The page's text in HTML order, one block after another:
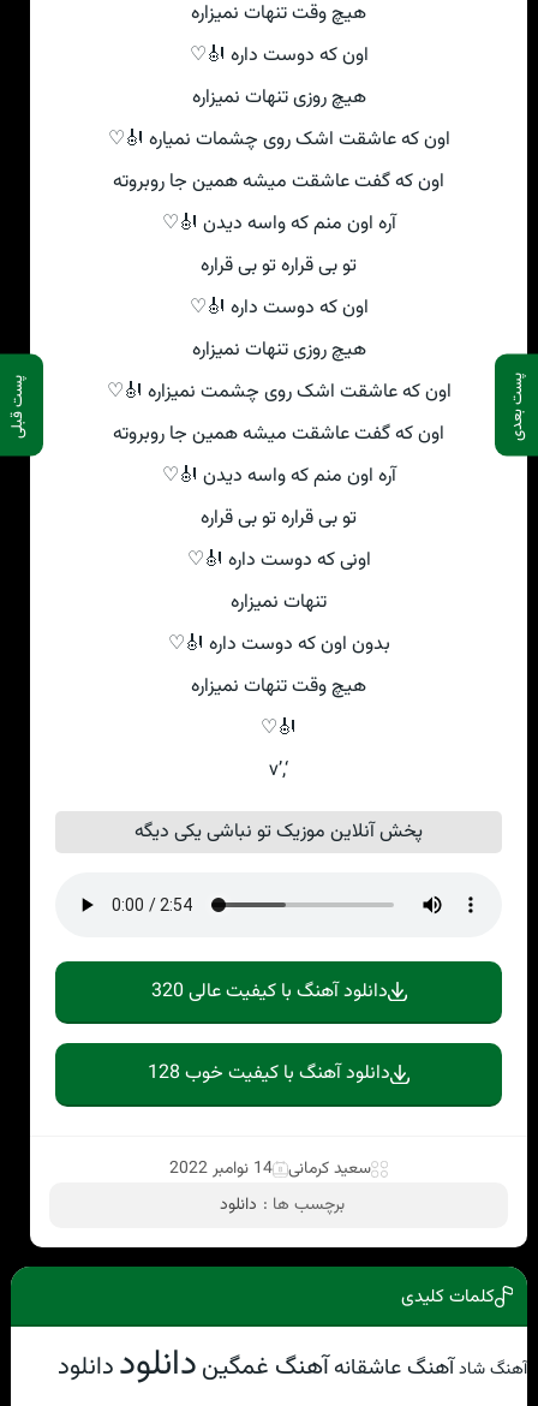
پست بعدی پست قبلی
هیچ وقت تنهات نمیزاره
اون که دوست داره 🎻♡
هیچ روزی تنهات نمیزاره
اون که عاشقت اشک روی چشمات نمیاره 🎻♡
اون که گفت عاشقت میشه همین جا روبروته
آره اون منم که واسه دیدن 🎻♡
تو بی قراره تو بی قراره
اون که دوست داره 🎻♡
هیچ روزی تنهات نمیزاره
اون که عاشقت اشک روی چشمت نمیزاره 🎻♡
اون که گفت عاشقت میشه همین جا روبروته
آره اون منم که واسه دیدن 🎻♡
تو بی قراره تو بی قراره
اونی که دوست داره 🎻♡
تنهات نمیزاره
بدون اون که دوست داره 🎻♡
هیچ وقت تنهات نمیزاره
🎻♡
‘,’v
پخش آنلاین موزیک تو نباشی یکی دیگه
دانلود آهنگ با کیفیت عالی 320
دانلود آهنگ با کیفیت خوب 128
سعید کرمانی 14 نوامبر 2022
برچسب ها : دانلود
کلمات کلیدی
آهنگ شادآهنگ عاشقانهآهنگ غمگیندانلوددانلود